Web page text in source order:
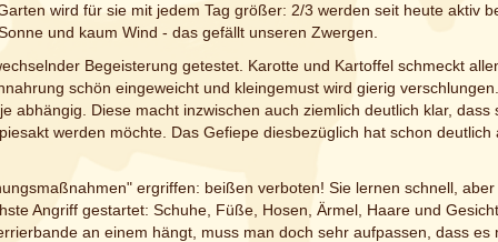
wird für sie mit jedem Tag größer: 2/3 werden seit heute aktiv
und kaum Wind - das gefällt unseren Zwergen.
Begeisterung getestet. Karotte und Kartoffel schmeckt
schön eingeweicht und kleingemust wird gierig
abhängig. Diese macht inzwischen auch ziemlich deutlich klar, dass
werden möchte. Das Gefiepe diesbezüglich hat schon deutlich
ergriffen: beißen verboten! Sie lernen schnell,
Angriff gestartet: Schuhe, Füße, Hosen, Ärmel, Haare und
an einem hängt, muss man doch sehr aufpassen, dass es